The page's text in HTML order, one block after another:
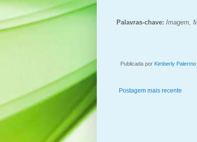
Palavras-chave: Imagem,
Publicada por Kimberly Palermo
Postagem mais recente